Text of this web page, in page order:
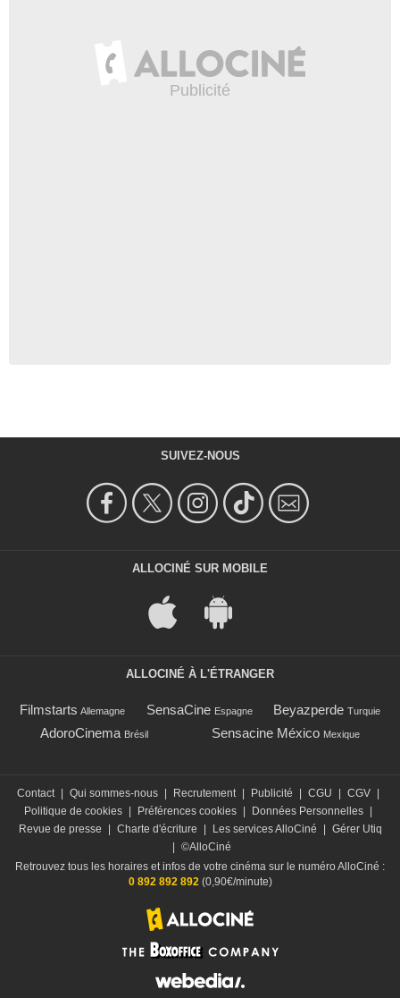
SUIVEZ-NOUS
ALLOCINÉ SUR MOBILE
ALLOCINÉ À L'ÉTRANGER
Filmstarts Allemagne SensaCine Espagne Beyazperde Turquie
AdoroCinema Brésil Sensacine México Mexique
Contact Qui sommes-nous Recrutement Publicité CGU CGV
Politique de cookies
Préférences cookies Données Personnelles
Revue de presse
Charte d'écriture Les services AlloCiné
Gérer Utiq
©AlloCiné
Retrouvez tous les horaires et infos de votre cinéma sur le numéro AlloCiné :
0 892 892 892(0,90€/minute)